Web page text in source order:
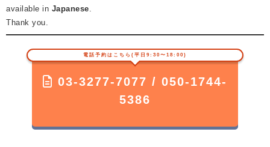
available in Japanese.
Thank you.​
電話予約はこちら(平日9:30〜18:00)
03-3277-7077 / 050-1744-
5386